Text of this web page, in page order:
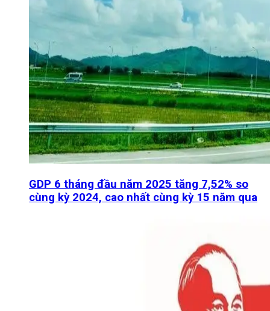
GDP 6 tháng đầu năm 2025 tăng 7,52% so
cùng kỳ 2024, cao nhất cùng kỳ 15 năm qua